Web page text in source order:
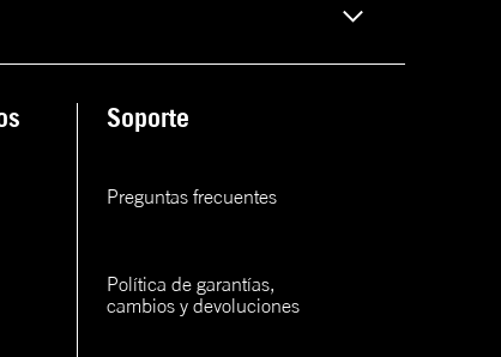
Soporte
Preguntas frecuentes
Política de garantías,
cambios y devoluciones